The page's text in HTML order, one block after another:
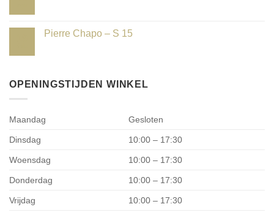
Pierre Chapo – S 15
OPENINGSTIJDEN WINKEL
Maandag Gesloten
Dinsdag 10:00 – 17:30
Woensdag 10:00 – 17:30
Donderdag 10:00 – 17:30
Vrijdag 10:00 – 17:30